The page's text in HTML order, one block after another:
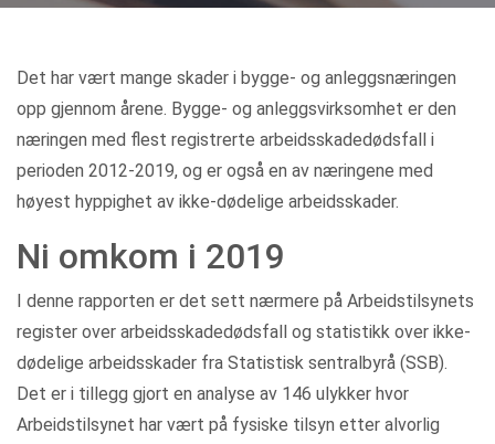
Det har vært mange skader i bygge- og anleggsnæringen
opp gjennom årene. Bygge- og anleggsvirksomhet er den
næringen med flest registrerte arbeidsskadedødsfall i
perioden 2012-2019, og er også en av næringene med
høyest hyppighet av ikke-dødelige arbeidsskader.
Ni omkom i 2019
I denne rapporten er det sett nærmere på Arbeidstilsynets
register over arbeidsskadedødsfall og statistikk over ikke‐
dødelige arbeidsskader fra Statistisk sentralbyrå (SSB).
Det er i tillegg gjort en analyse av 146 ulykker hvor
Arbeidstilsynet har vært på fysiske tilsyn etter alvorlig